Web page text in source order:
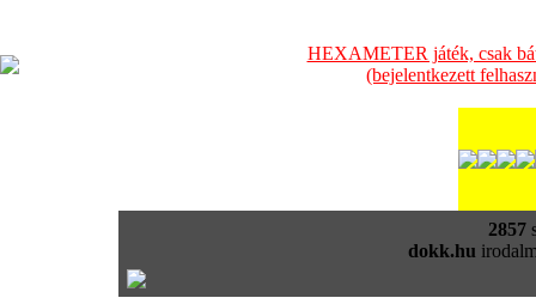
HEXAMETER játék, csak
(bejelentkezett
2857
dokk.hu